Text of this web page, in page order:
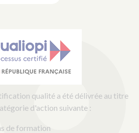
qualité a été délivrée au titre
d'action suivante :
de formation